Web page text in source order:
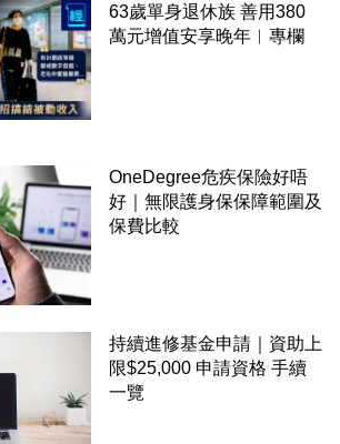
63歲單身退休族 善用380
萬元增值安享晚年︳專欄
OneDegree危疾保險好唔
好｜無限護身保保障範圍及
保費比較
持續進修基金申請｜資助上
限$25,000 申請資格 手續
一覽